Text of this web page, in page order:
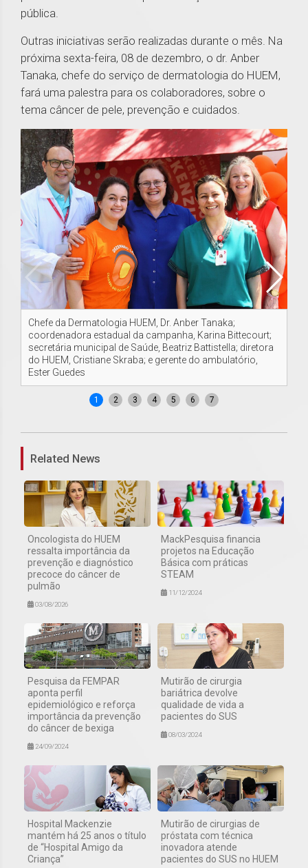
pública.
Outras iniciativas serão realizadas durante o mês. Na
próxima sexta-feira, 08 de dezembro, o dr. Anber
Tanaka, chefe do serviço de dermatologia do HUEM,
fará uma palestra para os colaboradores, sobre o
tema câncer de pele, prevenção e cuidados.
Chefe da Dermatologia HUEM, Dr. Anber Tanaka;
coordenadora estadual da campanha, Karina Bittecourt;
secretária municipal de Saúde, Beatriz Battistella; diretora
do HUEM, Cristiane Skraba; e gerente do ambulatório,
Ester Guedes
1 2 3 4 5 6 7
Related News
Oncologista do HUEM
ressalta importância da
prevenção e diagnóstico
precoce do câncer de
pulmão
03/08/2026
MackPesquisa financia
projetos na Educação
Básica com práticas
STEAM
11/12/2024
Pesquisa da FEMPAR
aponta perfil
epidemiológico e reforça
importância da prevenção
do câncer de bexiga
24/09/2024
Mutirão de cirurgia
bariátrica devolve
qualidade de vida a
pacientes do SUS
08/03/2024
Hospital Mackenzie
mantém há 25 anos o título
de “Hospital Amigo da
Criança”
Mutirão de cirurgias de
próstata com técnica
inovadora atende
pacientes do SUS no HUEM